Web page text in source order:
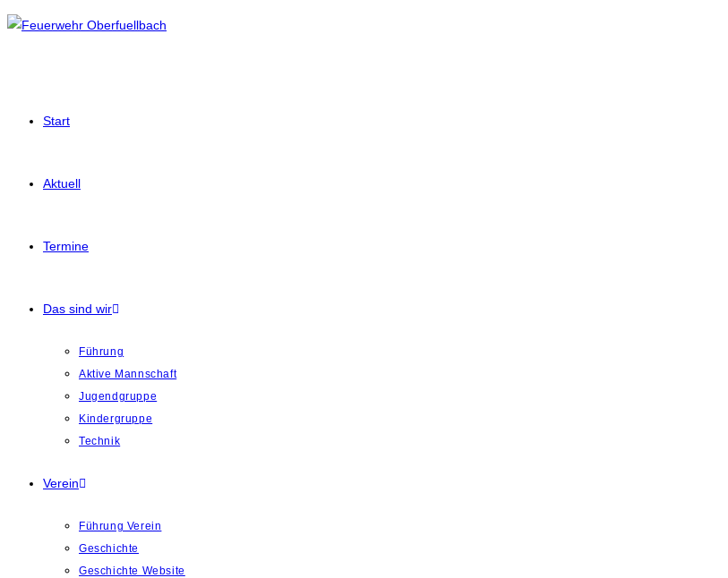
Start
Aktuell
Termine
Das sind wir
Führung
Aktive Mannschaft
Jugendgruppe
Kindergruppe
Technik
Verein
Führung Verein
Geschichte
Geschichte Website